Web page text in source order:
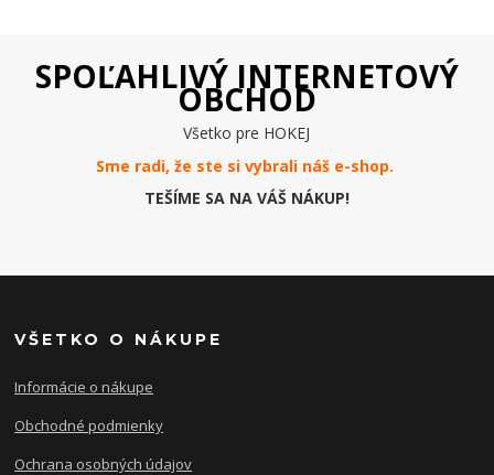
SPOĽAHLIVÝ INTERNETOVÝ
OBCHOD
Všetko pre HOKEJ
Sme radi, že ste si vybrali náš e-shop.
TEŠÍME SA NA VÁŠ NÁKUP!
VŠETKO O NÁKUPE
Informácie o nákupe
Obchodné podmienky
Ochrana osobných údajov